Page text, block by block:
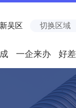
新吴区 切换区域
一企来办 好